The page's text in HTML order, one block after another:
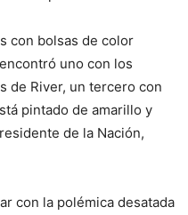
con bolsas de color
uno con los
de River, un tercero con
pintado de amarillo y
de la Nación,
con la polémica desatada